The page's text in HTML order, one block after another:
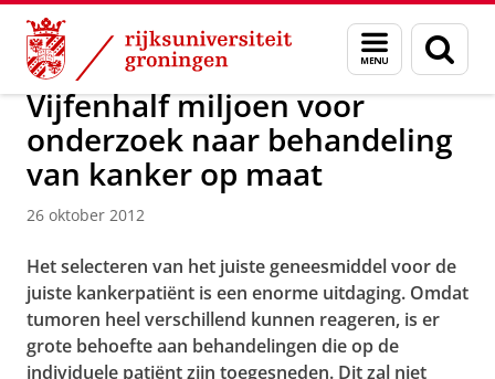
Skip
Content
Skip
Navigation
Menu
en
zoeken
Over ons Actueel Nieuws Nieuwsberichten
Vijfenhalf miljoen voor
onderzoek naar behandeling
van kanker op maat
26 oktober 2012
Het selecteren van het juiste geneesmiddel voor de
juiste kankerpatiënt is een enorme uitdaging. Omdat
tumoren heel verschillend kunnen reageren, is er
grote behoefte aan behandelingen die op de
individuele patiënt zijn toegesneden. Dit zal niet